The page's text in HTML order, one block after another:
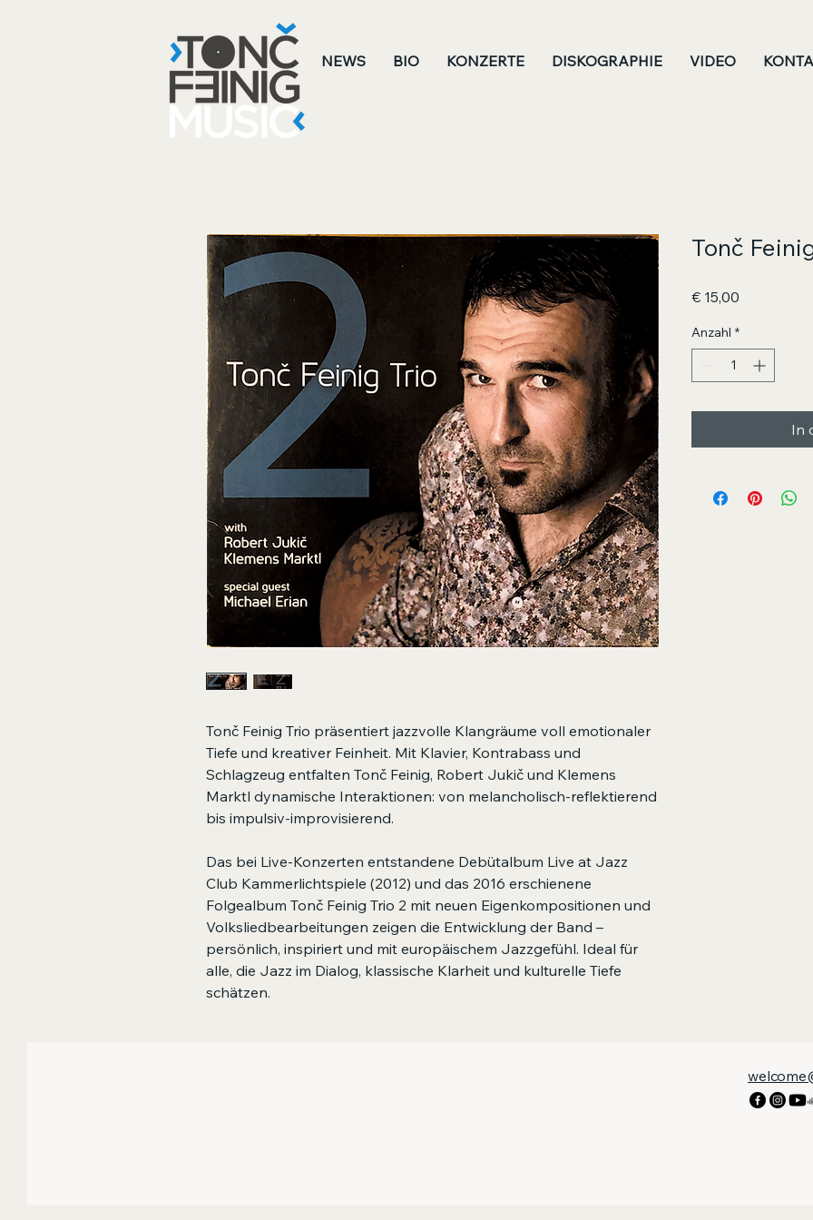
. NEWS BIO KONZERTE DISKOGRAPHIE VIDEO
Tonč Feinig Trio präsentiert jazzvolle Klangräume voll emotionaler
Tiefe und kreativer Feinheit. Mit Klavier, Kontrabass und
Schlagzeug entfalten Tonč Feinig, Robert Jukič und Klemens
Marktl dynamische Interaktionen: von melancholisch-reflektierend
bis impulsiv-improvisierend.
Das bei Live-Konzerten entstandene Debütalbum Live at Jazz
Club Kammerlichtspiele (2012) und das 2016 erschienene
Folgealbum Tonč Feinig Trio 2 mit neuen Eigenkompositionen und
Volksliedbearbeitungen zeigen die Entwicklung der Band –
persönlich, inspiriert und mit europäischem Jazzgefühl. Ideal für
alle, die Jazz im Dialog, klassische Klarheit und kulturelle Tiefe
schätzen.
Tonč
€ 15,00
Anzahl *
In